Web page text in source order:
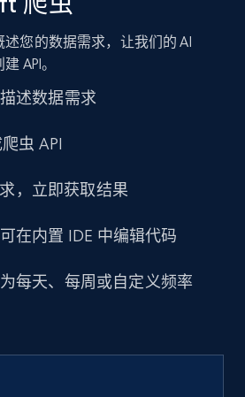
您的数据需求，让我们的 AI
API。
述数据需求
虫 API
，立即获取结果
在内置 IDE 中编辑代码
每天、每周或自定义频率